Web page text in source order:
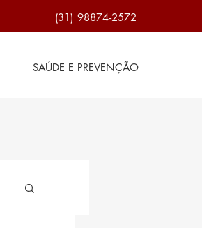
(31) 98874-2572
SAÚDE E PREVENÇÃO